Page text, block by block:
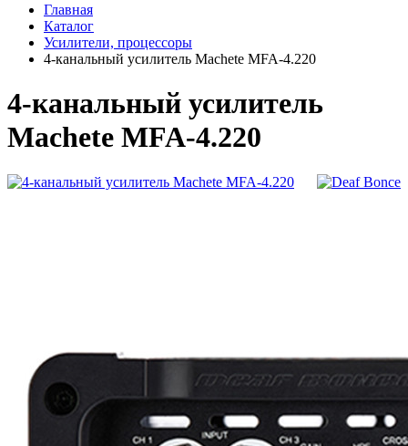
Главная
Каталог
Усилители, процессоры
4-канальный усилитель Machete MFA-4.220
4-канальный усилитель
Machete MFA-4.220